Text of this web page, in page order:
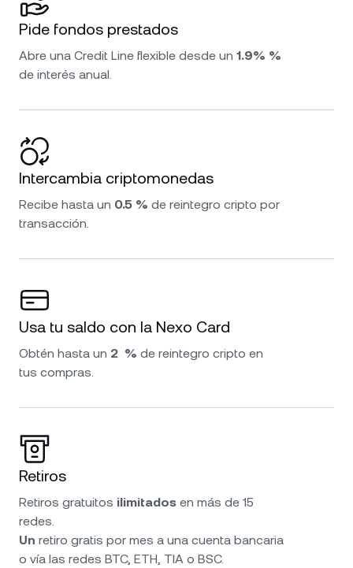
Pide fondos prestados
Abre una Credit Line flexible desde un 1.9% %
de interés anual.
Intercambia criptomonedas
Recibe hasta un 0.5 % de reintegro cripto por
transacción.
Usa tu saldo con la Nexo Card
Obtén hasta un 2 % de reintegro cripto en
tus compras.
Retiros
Retiros gratuitos ilimitados en más de 15
redes.
Un retiro gratis por mes a una cuenta bancaria
o vía las redes BTC, ETH, TIA o BSC.